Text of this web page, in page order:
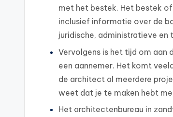
met het bestek. Het bestek
inclusief informatie over de
juridische, administratieve en
Vervolgens is het tijd om aan
een aannemer. Het komt
de architect al meerdere
weet dat je te maken hebt
Het architectenbureau in